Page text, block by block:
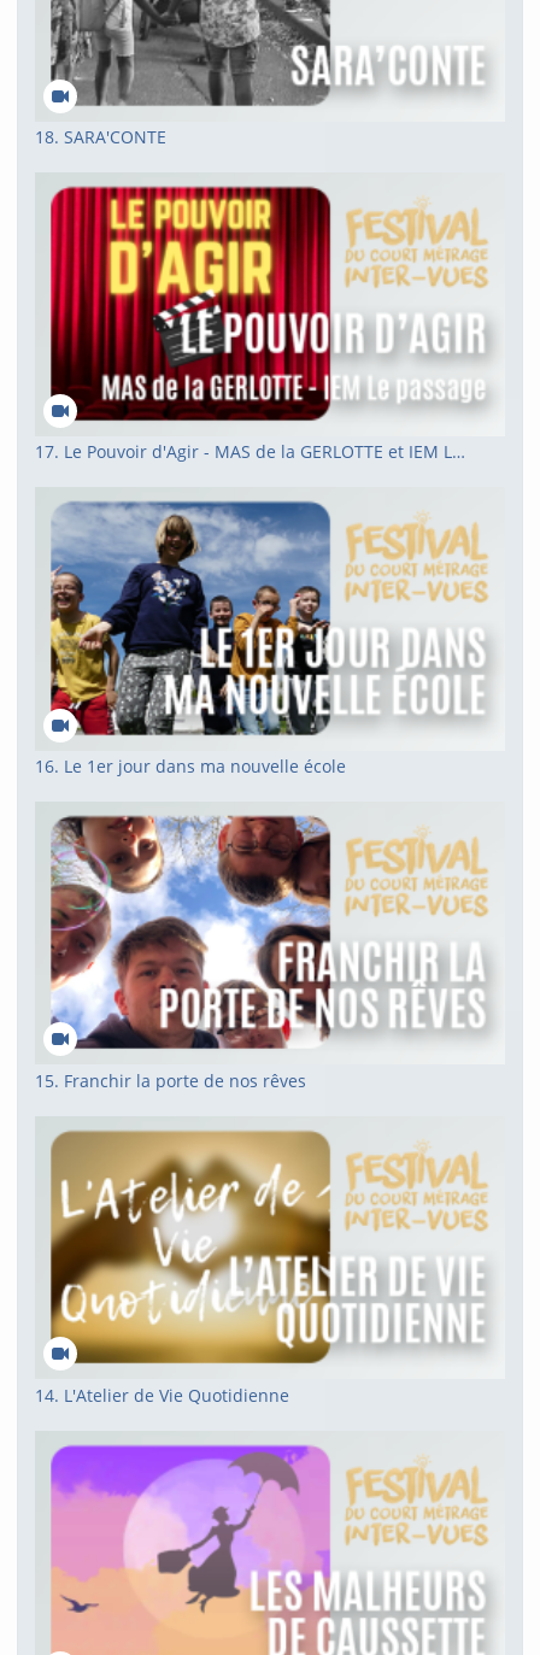
18. SARA'CONTE
17. Le Pouvoir d'Agir - MAS de la GERLOTTE et IEM Le passage
16. Le 1er jour dans ma nouvelle école
15. Franchir la porte de nos rêves
14. L'Atelier de Vie Quotidienne